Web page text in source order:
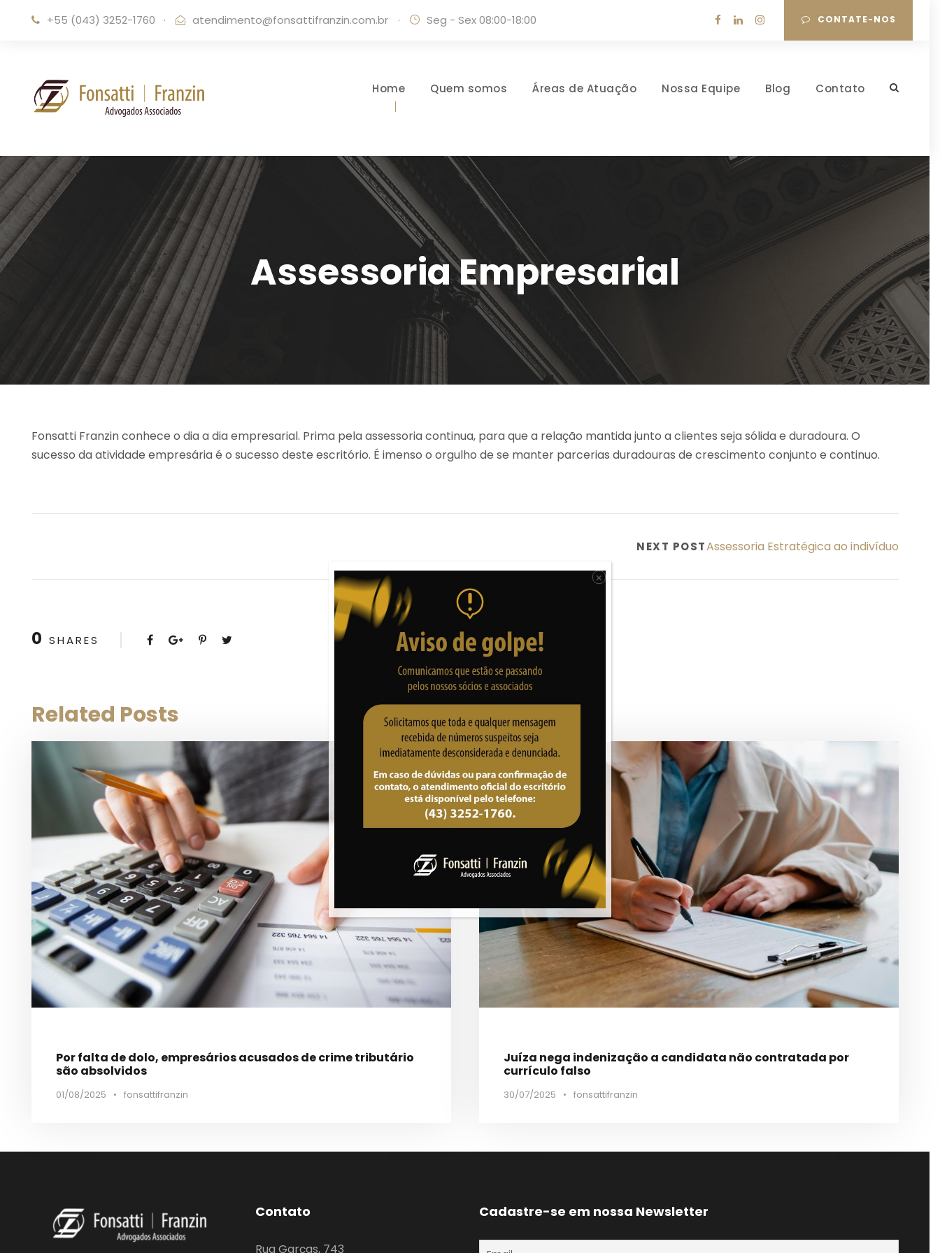
+55 (043) 3252-1760 · atendimento@fonsattifranzin.com.br · Seg - Sex 08:00-18:00 CONTATE-NOS
Home Quem somos Áreas de Atuação Nossa Equipe Blog Contato
Assessoria Empresarial
Fonsatti Franzin conhece o dia a dia empresarial. Prima pela assessoria continua, para que a relação mantida junto a clientes seja sólida e duradoura. O
sucesso da atividade empresária é o sucesso deste escritório. É imenso o orgulho de se manter parcerias duradouras de crescimento conjunto e continuo.
NEXT POSTAssessoria Estratégica ao indivíduo
0 SHARES
Related Posts
Por falta de dolo, empresários acusados de crime tributário
são absolvidos
01/08/2025 • fonsattifranzin
Juíza nega indenização a candidata não contratada por
currículo falso
30/07/2025 • fonsattifranzin
Contato
Rua Garças, 743
Cadastre-se em nossa Newsletter
×